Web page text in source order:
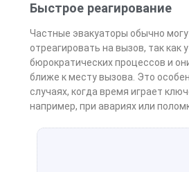
Быстрое реагирование
Частные эвакуаторы обычно
отреагировать на вызов, так как
бюрократических процессов и
ближе к месту вызова. Это
случаях, когда время играет
например, при авариях или